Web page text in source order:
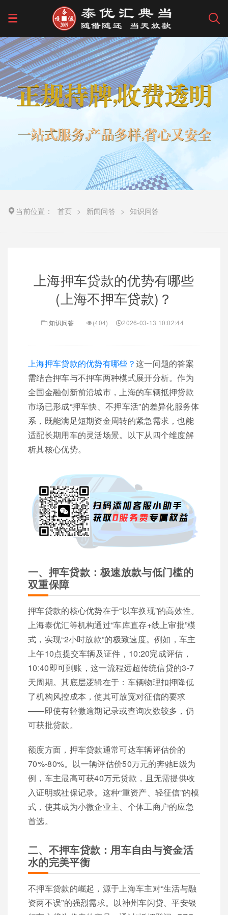
当前位置： 首页 > 新闻问答 > 知识问答
上海押车贷款的优势有哪些
(上海不押车贷款)？
知识问答 (404) 2026-03-13 10:02:44
上海押车贷款的优势有哪些？这一问题的答案
需结合押车与不押车两种模式展开分析。作为
全国金融创新前沿城市，上海的车辆抵押贷款
市场已形成“押车快、不押车活”的差异化服务体
系，既能满足短期资金周转的紧急需求，也能
适配长期用车的灵活场景。以下从四个维度解
析其核心优势。
一、押车贷款：极速放款与低门槛的
双重保障
押车贷款的核心优势在于“以车换现”的高效性。
上海泰优汇等机构通过“车库直存+线上审批”模
式，实现“2小时放款”的极致速度。例如，车主
上午10点提交车辆及证件，10:20完成评估，
10:40即可到账，这一流程远超传统信贷的3-7
天周期。其底层逻辑在于：车辆物理扣押降低
了机构风控成本，使其可放宽对征信的要求
——即使有轻微逾期记录或查询次数较多，仍
可获批贷款。
额度方面，押车贷款通常可达车辆评估价的
70%-80%。以一辆评估价50万元的奔驰E级为
例，车主最高可获40万元贷款，且无需提供收
入证明或社保记录。这种“重资产、轻征信”的模
式，使其成为小微企业主、个体工商户的应急
首选。
二、不押车贷款：用车自由与资金活
水的完美平衡
不押车贷款的崛起，源于上海车主对“生活与融
资两不误”的强烈需求。以神州车闪贷、平安银